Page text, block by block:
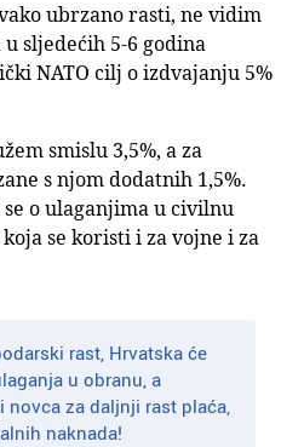
ubrzano rasti, ne vidim
sljedećih 5-6 godina
NATO cilj o izdvajanju 5%
smislu 3,5%, a za
s njom dodatnih 1,5%.
o ulaganjima u civilnu
se koristi i za vojne i za
rast, Hrvatska će
u obranu, a
novca za daljnji rast plaća,
naknada!